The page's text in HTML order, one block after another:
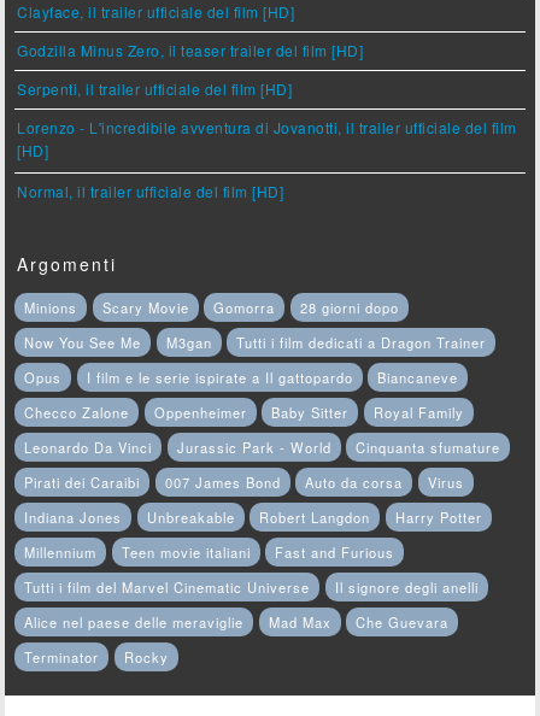
Clayface, il trailer ufficiale del film [HD]
Godzilla Minus Zero, il teaser trailer del film [HD]
Serpenti, il trailer ufficiale del film [HD]
Lorenzo - L'incredibile avventura di Jovanotti, il trailer ufficiale del film
[HD]
Normal, il trailer ufficiale del film [HD]
Argomenti
Minions Scary Movie Gomorra
28 giorni dopo
Now You See Me
M3gan
Tutti i film dedicati a Dragon Trainer
Opus
I film e le serie ispirate a Il gattopardo
Biancaneve
Checco Zalone
Oppenheimer Baby Sitter
Royal Family
Leonardo Da Vinci
Jurassic Park - World
Cinquanta sfumature
Pirati dei Caraibi
007 James Bond Auto da corsa
Virus
Indiana Jones
Unbreakable Robert Langdon
Harry Potter
Millennium
Teen movie italiani
Fast and Furious
Tutti i film del Marvel Cinematic Universe
Il signore degli anelli
Alice nel paese delle meraviglie
Mad Max
Che Guevara
Terminator
Rocky